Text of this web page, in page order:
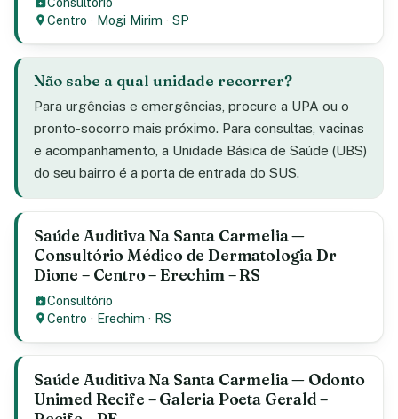
Centro · Mogi Mirim ·SP
Não sabe a qual unidade recorrer?
Para urgências e emergências, procure a UPA ou o
pronto-socorro mais próximo. Para consultas, vacinas
e acompanhamento, a Unidade Básica de Saúde (UBS)
do seu bairro é a porta de entrada do SUS.
Saúde Auditiva Na Santa Carmelia —
Consultório Médico de Dermatologia Dr
Dione – Centro – Erechim – RS
Consultório
Centro · Erechim · RS
Saúde Auditiva Na Santa Carmelia — Odonto
Unimed Recife – Galeria Poeta Gerald –